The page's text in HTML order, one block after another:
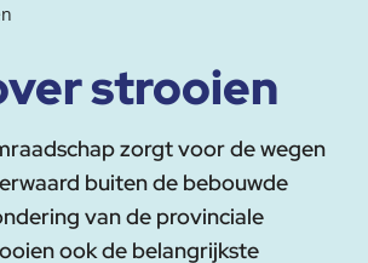
strooien
zorgt voor de wegen
buiten de bebouwde
van de provinciale
ook de belangrijkste